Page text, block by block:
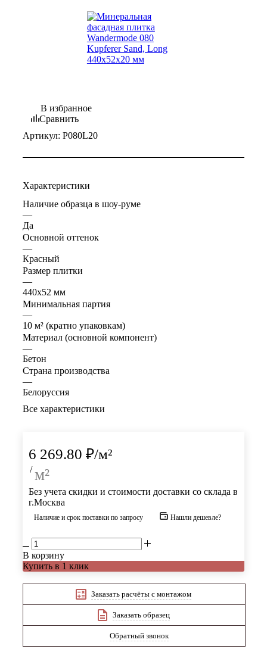
В избранное
Сравнить
Артикул: P080L20
Характеристики
Наличие образца в шоу-руме
—
Да
Основной оттенок
—
Красный
Размер плитки
—
440х52 мм
Минимальная партия
—
10 м² (кратно упаковкам)
Материал (основной компонент)
—
Бетон
Страна производства
—
Белоруссия
Все характеристики
6 269.80 ₽/м²
/ м²
Без учета скидки и стоимости доставки со склада в
г.Москва
Наличие и срок поставки по запросу Нашли дешевле?
В корзину
Купить в 1 клик
Заказать расчёты с монтажом
Заказать образец
Обратный звонок